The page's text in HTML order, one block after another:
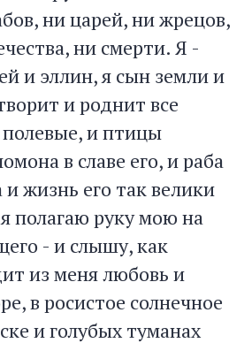
ни царей, ни жрецов,
ни смерти. Я -
и эллин, я сын земли и
и роднит все
и птицы
в славе его, и раба
жизнь его так велики
полагаю руку мою на
- и слышу, как
из меня любовь и
в росистое солнечное
и голубых туманах